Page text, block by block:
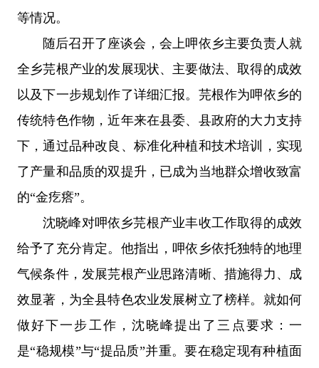
等情况。
随后召开了座谈会，会上呷依乡主要负责人就
全乡芫根产业的发展现状、主要做法、取得的成效
以及下一步规划作了详细汇报。芫根作为呷依乡的
传统特色作物，近年来在县委、县政府的大力支持
下，通过品种改良、标准化种植和技术培训，实现
了产量和品质的双提升，已成为当地群众增收致富
的“金疙瘩”。
沈晓峰对呷依乡芫根产业丰收工作取得的成效
给予了充分肯定。他指出，呷依乡依托独特的地理
气候条件，发展芫根产业思路清晰、措施得力、成
效显著，为全县特色农业发展树立了榜样。就如何
做好下一步工作，沈晓峰提出了三点要求：一
是“稳规模”与“提品质”并重。要在稳定现有种植面